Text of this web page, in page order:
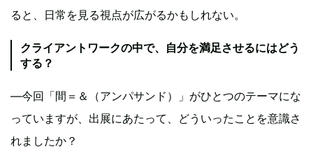
ると、日常を見る視点が広がるかもしれない。
クライアントワークの中で、自分を満足させるにはどう
する？
―今回「間＝＆（アンパサンド）」がひとつのテーマにな
っていますが、出展にあたって、どういったことを意識さ
れましたか？